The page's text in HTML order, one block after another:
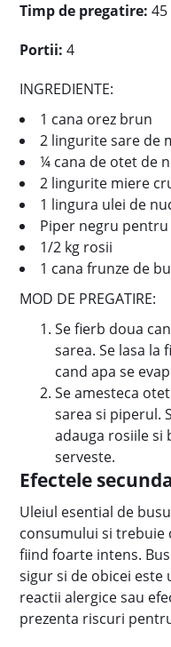
Timp de pregatire:
Portii: 4
INGREDIENTE:
1 cana orez brun
2 lingurite sare de
¼ cana de otet de
2 lingurite miere
1 lingura ulei de
Piper negru
1/2 kg rosii
1 cana frunze de
MOD DE PREGATIRE:
Se fierb doua
sarea. Se lasa la
cand apa se
Se amesteca
sarea si piperul.
adauga rosiile si
serveste.
Efectele
Uleiul esential de
consumului si trebuie
fiind foarte intens.
sigur si de obicei
reactii alergice sau
prezenta riscuri